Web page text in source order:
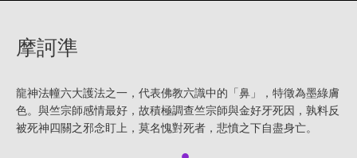
摩訶準
龍神法幢六大護法之一，代表佛教六識中的「鼻」，特徵為墨綠膚
色。與竺宗師感情最好，故積極調查竺宗師與金好牙死因，孰料反
被死神四關之邪念盯上，莫名愧對死者，悲憤之下自盡身亡。